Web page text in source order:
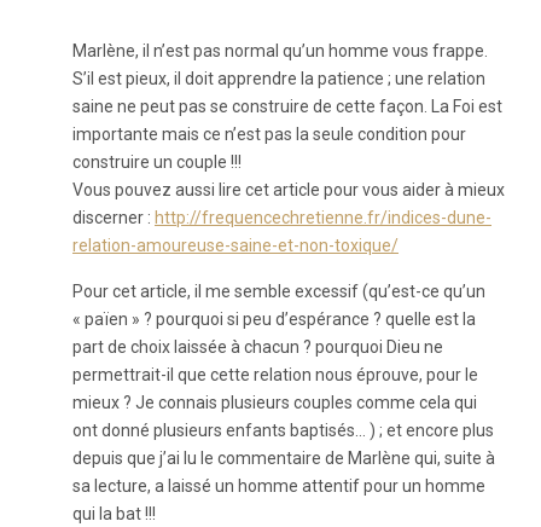
Marlène, il n’est pas normal qu’un homme vous frappe.
S’il est pieux, il doit apprendre la patience ; une relation
saine ne peut pas se construire de cette façon. La Foi est
importante mais ce n’est pas la seule condition pour
construire un couple !!!
Vous pouvez aussi lire cet article pour vous aider à mieux
discerner : http://frequencechretienne.fr/indices-dune-
relation-amoureuse-saine-et-non-toxique/
Pour cet article, il me semble excessif (qu’est-ce qu’un
« païen » ? pourquoi si peu d’espérance ? quelle est la
part de choix laissée à chacun ? pourquoi Dieu ne
permettrait-il que cette relation nous éprouve, pour le
mieux ? Je connais plusieurs couples comme cela qui
ont donné plusieurs enfants baptisés… ) ; et encore plus
depuis que j’ai lu le commentaire de Marlène qui, suite à
sa lecture, a laissé un homme attentif pour un homme
qui la bat !!!